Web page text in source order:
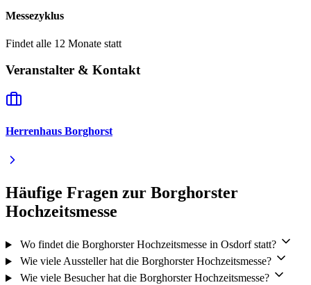
Messezyklus
Findet alle 12 Monate statt
Veranstalter & Kontakt
Herrenhaus Borghorst
Häufige Fragen zur Borghorster
Hochzeitsmesse
Wo findet die Borghorster Hochzeitsmesse in Osdorf statt?
Wie viele Aussteller hat die Borghorster Hochzeitsmesse?
Wie viele Besucher hat die Borghorster Hochzeitsmesse?